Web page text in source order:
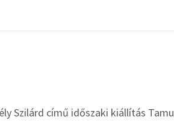
Szilárd című időszaki kiállítás